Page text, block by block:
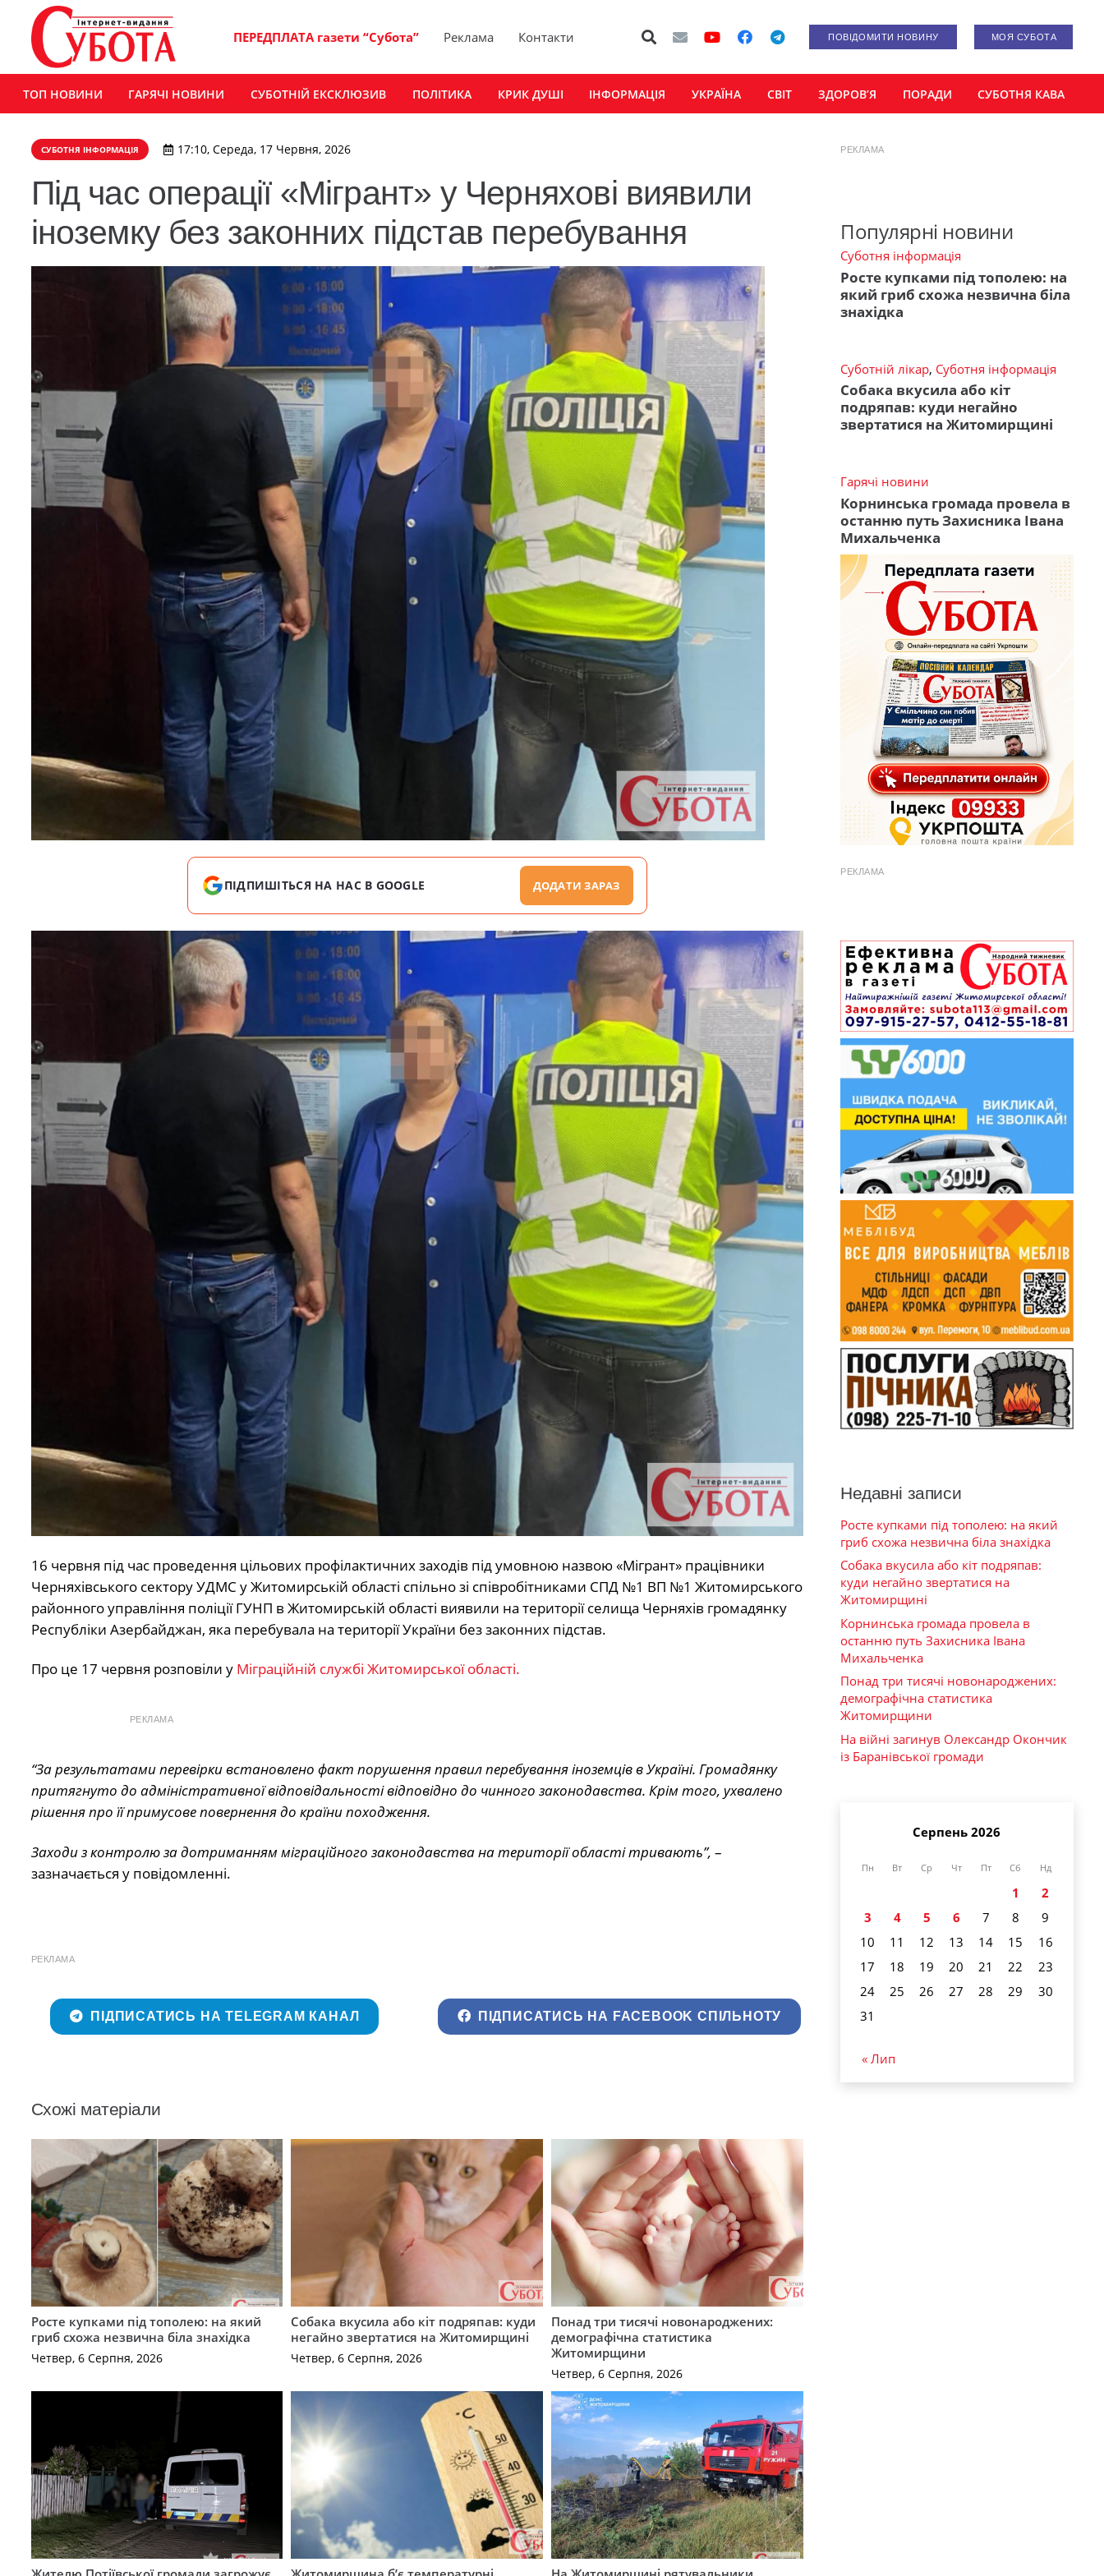
ПЕРЕДПЛАТА газети “Субота” Реклама Контакти ПОВІДОМИТИ НОВИНУ МОЯ СУБОТА
ТОП НОВИНИ ГАРЯЧІ НОВИНИ СУБОТНІЙ ЕКСКЛЮЗИВ ПОЛІТИКА КРИК ДУШІ ІНФОРМАЦІЯ УКРАЇНА СВІТ ЗДОРОВ’Я ПОРАДИ СУБОТНЯ КАВА
СУБОТНЯ ІНФОРМАЦІЯ 17:10, Середа, 17 Червня, 2026
Під час операції «Мігрант» у Черняхові виявили
іноземку без законних підстав перебування
ПІДПИШІТЬСЯ НА НАС В GOOGLE ДОДАТИ ЗАРАЗ
16 червня під час проведення цільових профілактичних заходів під умовною назвою «Мігрант» працівники
Черняхівського сектору УДМС у Житомирській області спільно зі співробітниками СПД №1 ВП №1 Житомирського
районного управління поліції ГУНП в Житомирській області виявили на території селища Черняхів громадянку
Республіки Азербайджан, яка перебувала на території України без законних підстав.
Про це 17 червня розповіли у Міграційній службі Житомирської області.
РЕКЛАМА
“За результатами перевірки встановлено факт порушення правил перебування іноземців в Україні. Громадянку
притягнуто до адміністративної відповідальності відповідно до чинного законодавства. Крім того, ухвалено
рішення про її примусове повернення до країни походження.
Заходи з контролю за дотриманням міграційного законодавства на території області тривають”, –
зазначається у повідомленні.
РЕКЛАМА
ПІДПИСАТИСЬ НА TELEGRAM КАНАЛ ПІДПИСАТИСЬ НА FACEBOOK СПІЛЬНОТУ
Схожі матеріали
Росте купками під тополею: на який
гриб схожа незвична біла знахідка
Четвер, 6 Серпня, 2026
Собака вкусила або кіт подряпав: куди
негайно звертатися на Житомирщині
Четвер, 6 Серпня, 2026
Понад три тисячі новонароджених:
демографічна статистика
Житомирщини
Четвер, 6 Серпня, 2026
РЕКЛАМА
Популярні новини
Суботня інформація
Росте купками під тополею: на
який гриб схожа незвична біла
знахідка
Суботній лікар, Суботня інформація
Собака вкусила або кіт
подряпав: куди негайно
звертатися на Житомирщині
Гарячі новини
Корнинська громада провела в
останню путь Захисника Івана
Михальченка
РЕКЛАМА
Недавні записи
Росте купками під тополею: на який
гриб схожа незвична біла знахідка
Собака вкусила або кіт подряпав:
куди негайно звертатися на
Житомирщині
Корнинська громада провела в
останню путь Захисника Івана
Михальченка
Понад три тисячі новонароджених:
демографічна статистика
Житомирщини
На війні загинув Олександр Окончик
із Баранівської громади
Серпень 2026
Пн Вт Ср Чт Пт Сб Нд
1
2
3
4 5 6 7 8
9
10
11 12 13 14 15
16
17
18 19 20 21 22
23
24
25 26 27 28 29
30
31
« Лип